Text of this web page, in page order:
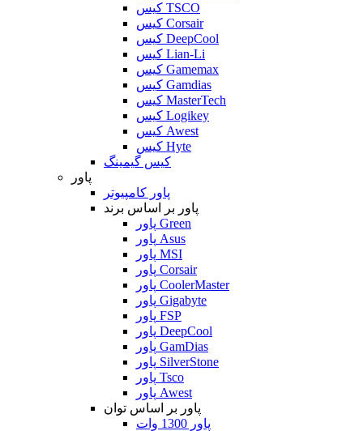
کیس TSCO
کیس Corsair
کیس DeepCool
کیس Lian-Li
کیس Gamemax
کیس Gamdias
کیس MasterTech
کیس Logikey
کیس Awest
کیس Hyte
کیس گیمینگ
پاور
پاور کامپیوتر
پاور بر اساس برند
پاور Green
پاور Asus
پاور MSI
پاور Corsair
پاور CoolerMaster
پاور Gigabyte
پاور FSP
پاور DeepCool
پاور GamDias
پاور SilverStone
پاور Tsco
پاور Awest
پاور بر اساس توان
پاور 1300 وات